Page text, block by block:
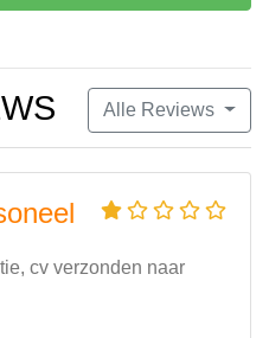
Alle Reviews
cv verzonden naar